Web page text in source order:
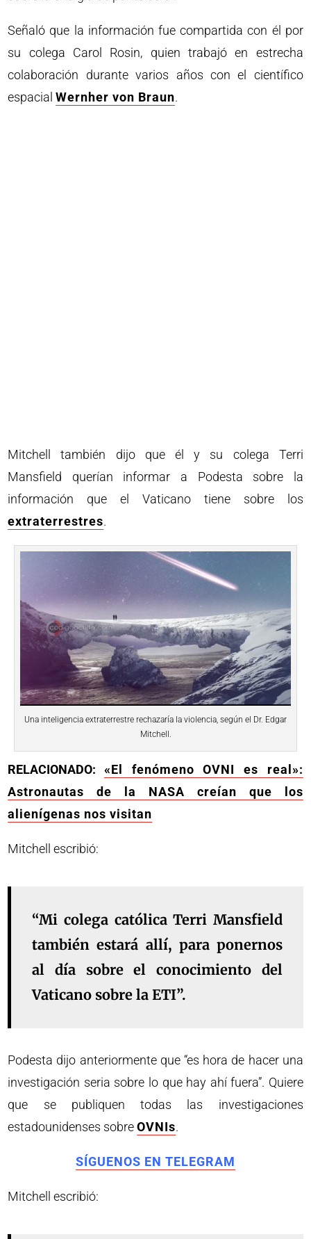
Señaló que la información fue compartida con él por
su colega Carol Rosin, quien trabajó en estrecha
colaboración durante varios años con el científico
espacialWernher von Braun.
Mitchell también dijo que él y su colega Terri
Mansfield querían informar a Podesta sobre la
información que el Vaticano tiene sobre los
extraterrestres.
Una inteligencia extraterrestre rechazaría la violencia, según el Dr. Edgar
Mitchell.
RELACIONADO: «El fenómeno OVNI es real»:
Astronautas de la NASA creían que los
alienígenas nos visitan
Mitchell escribió:
“Mi colega católica Terri Mansfield
también estará allí, para ponernos
al día sobre el conocimiento del
Vaticano sobre la ETI”.
Podesta dijo anteriormente que “es hora de hacer una
investigación seria sobre lo que hay ahí fuera”. Quiere
que se publiquen todas las investigaciones
estadounidenses sobreOVNIs.
SÍGUENOS EN TELEGRAM
Mitchell escribió: